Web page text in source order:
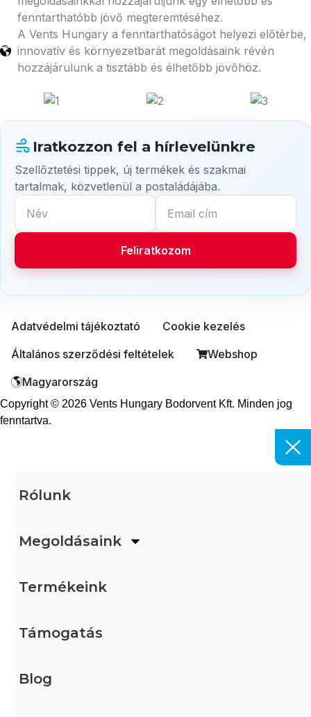
fenntarthatóbb jövő megteremtéséhez.
A Vents Hungary a fenntarthatóságot helyezi előtérbe,
innovatív és környezetbarát megoldásaink révén
hozzájárulunk a tisztább és élhetőbb jövőhöz.
Iratkozzon fel a hírlevelünkre
Szellőztetési tippek, új termékek és szakmai
tartalmak, közvetlenül a postaládájába.
Név
Email cím
Feliratkozom
Adatvédelmi tájékoztató
Cookie kezelés
Általános szerződési feltételek
Webshop
Magyarország
Copyright © 2026 Vents Hungary Bodorvent Kft. Minden jog
fenntartva.
Rólunk
Megoldásaink
Termékeink
Támogatás
Blog